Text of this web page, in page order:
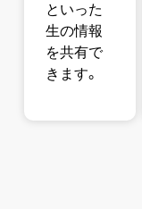
といった
生の情報
を共有で
きます。